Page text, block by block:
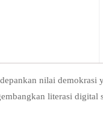
nilai demokrasi
literasi digital